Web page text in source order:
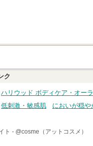
ク
ハリウッド ボディケア・オー
低刺激・敏感肌 においが穏や
ト - @cosme（アットコスメ）